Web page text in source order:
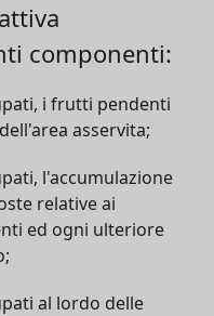
componenti:
i frutti pendenti
asservita;
l'accumulazione
relative ai
ed ogni ulteriore
al lordo delle